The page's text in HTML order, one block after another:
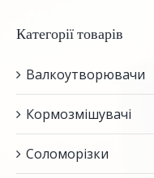
Категорії товарів
Валкоутворювачи
Кормозмішувачі
Соломорізки